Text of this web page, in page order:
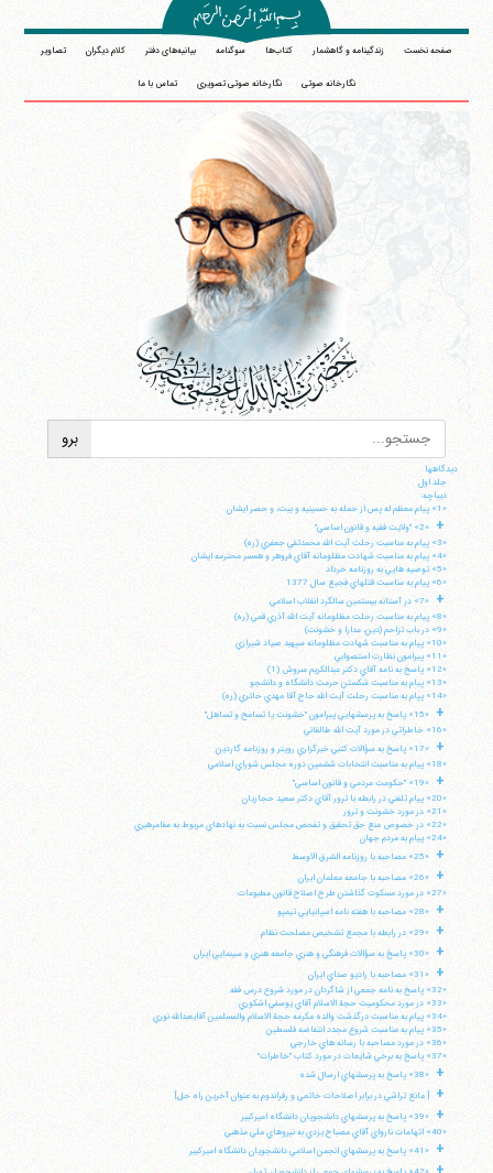
صفحه نخست زندگینامه و گاهشمار کتاب‌ها سوگنامه بیانیه‌های دفتر کلام دیگران تصاویر
نگارخانه صوتی نگارخانه صوتی تصویری تماس با ما
دیدگاهها
جلد اول
ديباچه:
«1» پيام معظم له پس از حمله به حسينيه و بيت، و حصر ايشان
+
«2» "ولايت فقيه و قانون اساسي"
«3» پيام به مناسبت رحلت آيت الله محمدتقي جعفري (ره)
«4» پيام به مناسبت شهادت مظلومانه آقاي فروهر و همسر محترمه ايشان
«5» توصيه هايي به روزنامه خرداد
«6» پيام به مناسبت قتلهاي فجيع سال 1377
+
«7» در آستانه بيستمين سالگرد انقلاب اسلامي
«8» پيام به مناسبت رحلت مظلومانه آيت الله آذري قمي (ره)
«9» در باب تزاحم (دين، مدارا و خشونت)
«10» پيام به مناسبت شهادت مظلومانه سپهبد صياد شيرازي
«11» پيرامون نظارت استصوابي
«12» پاسخ به نامه آقاي دكتر عبدالكريم سروش (1)
«13» پيام به مناسبت شكستن حرمت دانشگاه و دانشجو
«14» پپام به مناسبت رحلت آيت الله حاج آقا مهدي حائري (ره)
+
«15» پاسخ به پرسشهايي پيرامون "خشونت يا تسامح و تساهل"
«16» خاطراتي در مورد آيت الله طالقاني
+
«17» پاسخ به سؤالات كتبي خبرگزاري رويتر و روزنامه گاردين
«18» پيام به مناسبت انتخابات ششمين دوره مجلس شوراي اسلامي
+
«19» "حكومت مردمي و قانون اساسي"
«20» پيام تلفني در رابطه با ترور آقاي دكتر سعيد حجاريان
«21» در مورد خشونت و ترور
«22» در خصوص منع حق تحقيق و تفحص مجلس نسبت به نهادهاي مربوط به مقامرهبري
«24» پيام به مردم جهان
+ «25» مصاحبه با روزنامه الشرق الاوسط
+
«26» مصاحبه با جامعه معلمان ايران
«27» در مورد مسكوت گذاشتن طرح اصلاح قانون مطبوعات
+ «28» مصاحبه با هفته نامه اسپانيايي تيمپو
+ «29» در رابطه با مجمع تشخيص مصلحت نظام
+ «30» پاسخ به سؤالات فرهنگي و هنري جامعه هنري و سينمايي ايران
+
«31» مصاحبه با راديو صداي ايران
«32» پاسخ به نامه جمعي از شاگردان در مورد شروع درس فقه
«33» در مورد محكوميت حجة الاسلام آقاي يوسفي اشكوري
«34» پيام به مناسبت درگذشت والده مكرمه حجة الاسلام والمسلمين آقايعبدالله نوري
«35» پيام به مناسبت شروع مجدد انتفاضه فلسطين
«36» در مورد مصاحبه با رسانه هاي خارجي
«37» پاسخ به برخي شايعات در مورد كتاب "خاطرات"
+ «38» پاسخ به پرسشهاي ارسال شده
+ [ مانع تراشي در برابر اصلاحات خاتمي و رفراندوم به عنوان آخرين راه حل]
+
«39» پاسخ به پرسشهاي دانشجويان دانشگاه اميركبير
«40» اتهامات نارواي آقاي مصباح يزدي به نيروهاي ملي مذهبي
+ «41» پاسخ به پرسشهاي انجمن اسلامي دانشجويان دانشگاه اميركبير